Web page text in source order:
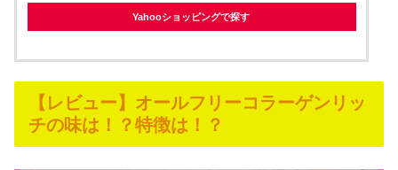
Yahooショッピングで探す
【レビュー】オールフリーコラーゲンリッ
チの味は！？特徴は！？